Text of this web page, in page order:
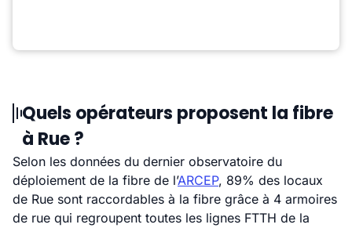
Quels opérateurs proposent la fibre
à Rue ?
Selon les données du dernier observatoire du
déploiement de la fibre de l’ARCEP, 89% des locaux
de Rue sont raccordables à la fibre grâce à 4 armoires
de rue qui regroupent toutes les lignes FTTH de la